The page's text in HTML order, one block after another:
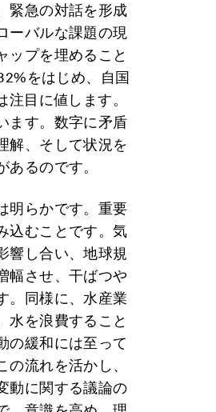
緊急の対話を形成
ーバルな課題の現
ップを埋めること
をはじめ、自国
目に値します。
ます。数字に矛盾
解、そして状況を
るのです。
明らかです。重要
込むことです。気
響し合い、地球規
幅させ、干ばつや
。同様に、水産業
水を浪費すること
の緩和には至って
流れを活かし、
動に関する議論の